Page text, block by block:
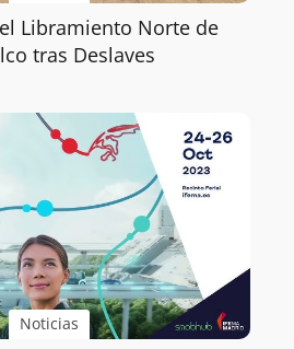
Libramiento Norte de
tras Deslaves
Noticias